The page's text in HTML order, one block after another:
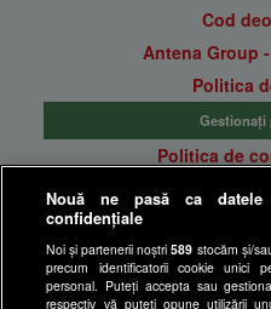
Cod
Antena Group
Politica
Gestionați
Politica de
Anunturi
Program
Echipa
Nouă ne pasă ca datele
confidențiale
Noi și partenerii noștri589 stocăm și/
precum identificatorii cookie unici
personal. Puteți accepta sau
respectiv vă puteți opune utilizării